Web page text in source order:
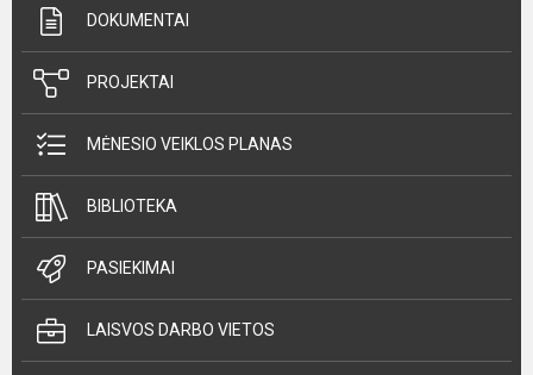
DOKUMENTAI
PROJEKTAI
MĖNESIO VEIKLOS PLANAS
BIBLIOTEKA
PASIEKIMAI
LAISVOS DARBO VIETOS